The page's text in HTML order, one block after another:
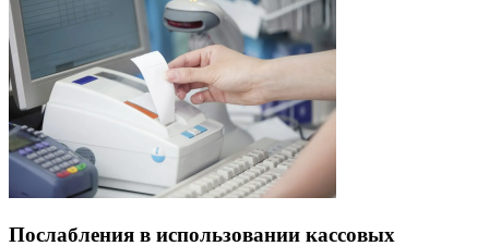
Послабления в использовании кассовых